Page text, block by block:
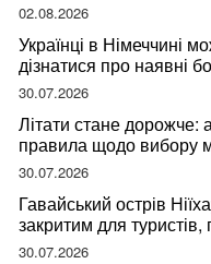
02.08.2026
Українці в Німеччині
дізнатися про наявні
30.07.2026
Літати стане дорожче:
правила щодо вибору
30.07.2026
Гавайський острів
закритим для
відвідувачів
30.07.2026